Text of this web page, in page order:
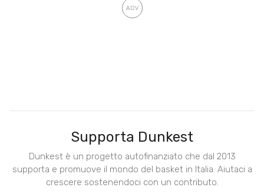
Supporta Dunkest
Dunkest è un progetto autofinanziato che dal 2013
supporta e promuove il mondo del basket in Italia. Aiutaci a
crescere sostenendoci con un contributo.